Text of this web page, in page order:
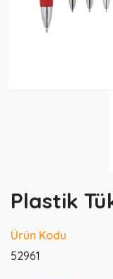
Plastik
Ürün Kodu
52961